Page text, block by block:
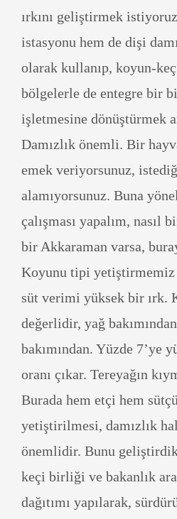
ırkını geliştirmek
istasyonu hem de dişi
olarak kullanıp, koyun-
bölgelerle de entegre bir
işletmesine dönüştürmek
Damızlık önemli. Bir
emek veriyorsunuz,
alamıyorsunuz. Buna
çalışması yapalım, nasıl
bir Akkaraman varsa,
Koyunu tipi
süt verimi yüksek bir ırk.
değerlidir, yağ
bakımından. Yüzde 7’ye
oranı çıkar. Tereyağın
Burada hem etçi hem
yetiştirilmesi, damızlık
önemlidir. Bunu
keçi birliği ve bakanlık
dağıtımı yapılarak,